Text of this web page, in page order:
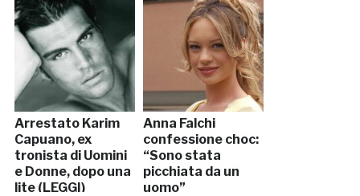
Arrestato Karim
Capuano, ex
tronista di Uomini
e Donne, dopo una
lite (LEGGI)
Anna Falchi
confessione choc:
“Sono stata
picchiata da un
uomo”